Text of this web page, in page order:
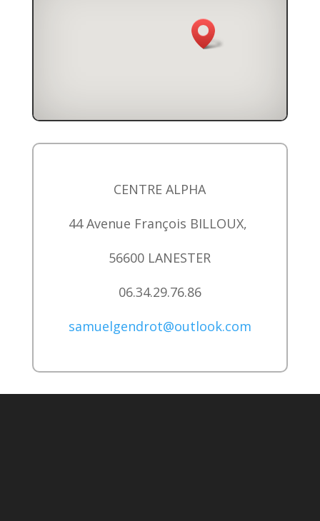
CENTRE ALPHA
44 Avenue François BILLOUX,
56600 LANESTER
06.34.29.76.86
samuelgendrot@outlook.com